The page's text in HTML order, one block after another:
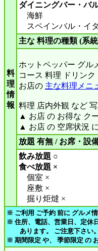
料
理
情
報
ダイニングバー・バ
海鮮
スペインバル・イ
主な 料理の種類 (系
ホットペッパー グル
コース 料理 ドリン
お店の 主な料理メニ
料理 店内外観 など
▲ お店 の お得な ク
▲ お店 の 空席状況
放題 有無 / お席・設
飲み放題 ○
食べ放題 ×
個室 ×
座敷 ×
掘り炬燵 ×
※ ご利用 ご予約 前に グルメ
※ 住所、電話、営業日、定休
あります。 ご注意下さい。
※ 期間限定 や、 季節限定 の